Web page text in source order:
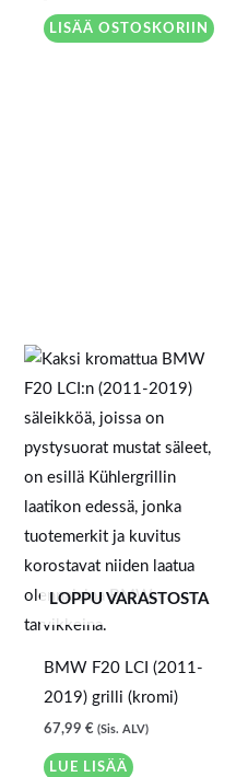
LISÄÄ OSTOSKORIIN
LOPPU VARASTOSTA
BMW F20 LCI (2011-
2019) grilli (kromi)
67,99 € (Sis. ALV)
LUE LISÄÄ